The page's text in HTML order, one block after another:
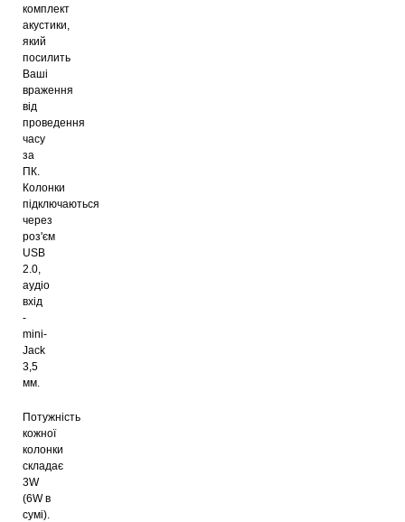
комплект
акустики,
який
посилить
Ваші
враження
від
проведення
часу
за
ПК.
Колонки
підключаються
через
роз'єм
USB
2.0,
аудіо
вхід
-
mini-
Jack
3,5
мм.
Потужність
кожної
колонки
складає
3W
(6W в
сумі).